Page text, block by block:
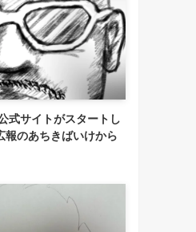
式サイトがスタートし
報のあちきばいけから